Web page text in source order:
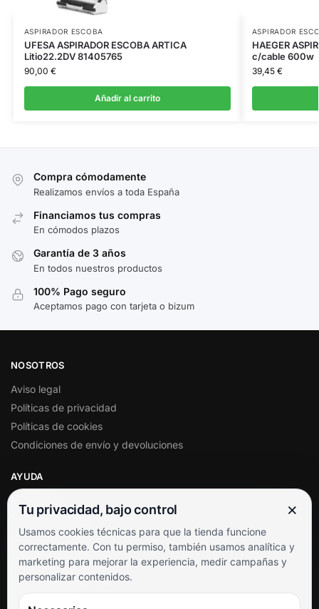
ASPIRADOR ESCOBA
UFESA ASPIRADOR ESCOBA ARTICA
Litio22.2DV 81405765
90,00 €
Añadir al carrito
ASPIRADOR
HAEGER
c/cable 600w
39,45 €
Compra cómodamente
Realizamos envíos a toda España
Financiamos tus compras
En cómodos plazos
Garantía de 3 años
En todos nuestros productos
100% Pago seguro
Aceptamos pago con tarjeta o bizum
NOSOTROS
Aviso legal
Políticas de privacidad
Políticas de cookies
Condiciones de envío y devoluciones
AYUDA
Soporte al cliente
Contacto
Términos y condiciones
Preguntas frecuentes
SÍGUENOS
Tu privacidad, bajo control ×
Usamos cookies técnicas para que la tienda funcione
correctamente. Con tu permiso, también usamos analítica y
marketing para mejorar la experiencia, medir campañas y
personalizar contenidos.